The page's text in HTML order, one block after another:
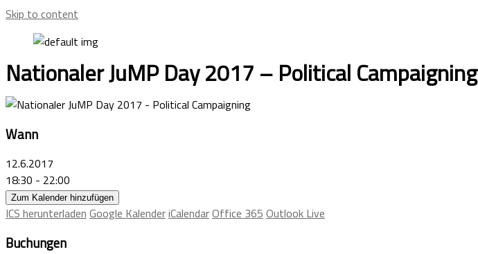
Skip to content
Nationaler JuMP Day 2017 – Political Campaigning
Wann
12.6.2017
18:30 - 22:00
Zum Kalender hinzufügen
ICS herunterladen Google KalenderiCalendarOffice 365 Outlook Live
Buchungen